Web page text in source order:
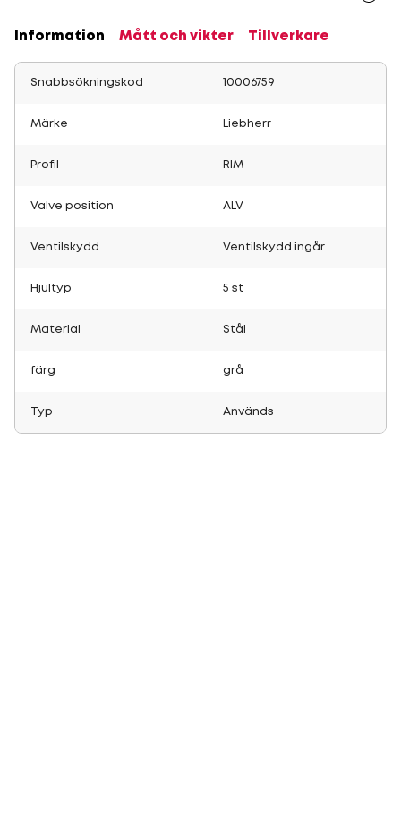
Information Mått och vikter Tillverkare
Snabbsökningskod 10006759
Märke Liebherr
Profil RIM
Valve position ALV
Ventilskydd Ventilskydd ingår
Hjultyp 5 st
Material Stål
färg grå
Typ Används